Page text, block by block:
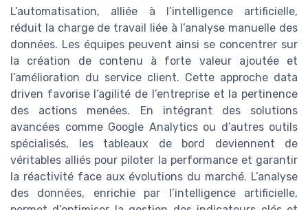
L’automatisation, alliée à l’intelligence artificielle,
réduit la charge de travail liée à l’analyse manuelle des
données. Les équipes peuvent ainsi se concentrer sur
la création de contenu à forte valeur ajoutée et
l’amélioration du service client. Cette approche data
driven favorise l’agilité de l’entreprise et la pertinence
des actions menées. En intégrant des solutions
avancées comme Google Analytics ou d’autres outils
spécialisés, les tableaux de bord deviennent de
véritables alliés pour piloter la performance et garantir
la réactivité face aux évolutions du marché. L’analyse
des données, enrichie par l’intelligence artificielle,